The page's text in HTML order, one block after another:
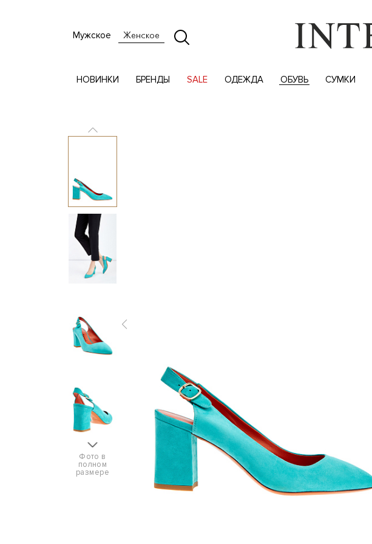
Мужское Женское
НОВИНКИ БРЕНДЫ SALE ОДЕЖДА ОБУВЬ СУМКИ
Фото в
полном
размере